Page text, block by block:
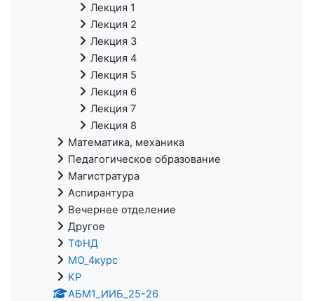
Лекция 1
Лекция 2
Лекция 3
Лекция 4
Лекция 5
Лекция 6
Лекция 7
Лекция 8
Математика, механика
Педагогическое образование
Магистратура
Аспирантура
Вечернее отделение
Другое
ТФНД
МО_4курс
KP
АБМ1_ИИБ_25-26